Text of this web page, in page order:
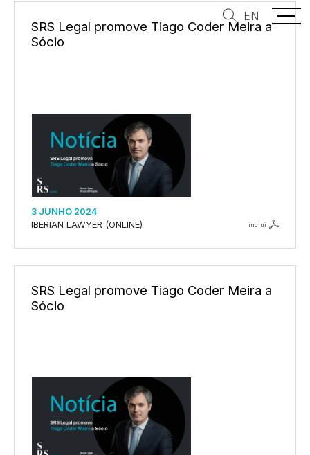
EN
SRS Legal promove Tiago Coder Meira a
Sócio
3 JUNHO 2024
IBERIAN LAWYER (ONLINE)
inclui
SRS Legal promove Tiago Coder Meira a
Sócio